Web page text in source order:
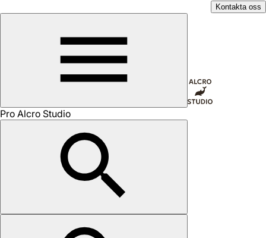
Kontakta oss
Pro Alcro Studio